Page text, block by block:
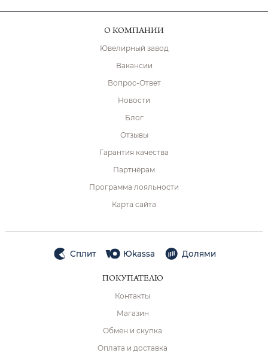
О КОМПАНИИ
Ювелирный завод
Вакансии
Вопрос-Ответ
Новости
Блог
Отзывы
Гарантия качества
Партнёрам
Программа лояльности
Карта сайта
Сплит Юkassa Долями
ПОКУПАТЕЛЮ
Контакты
Магазин
Обмен и скупка
Оплата и доставка